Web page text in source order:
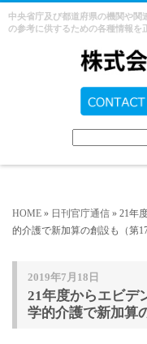
中央省庁及び都道府県の機関や関
の参考に供するための各種情報を
HOME » 日刊官庁通信 » 21年
的介護で新加算の創設も（第
2019年7月18日
21年度からエビ
学的介護で新加算